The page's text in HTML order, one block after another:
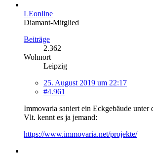
LEonline
Diamant-Mitglied
Beiträge
2.362
Wohnort
Leipzig
25. August 2019 um 22:17
#4.961
Immovaria saniert ein Eckgebäude
Vlt. kennt es ja jemand:
https://www.immovaria.net/projekte/